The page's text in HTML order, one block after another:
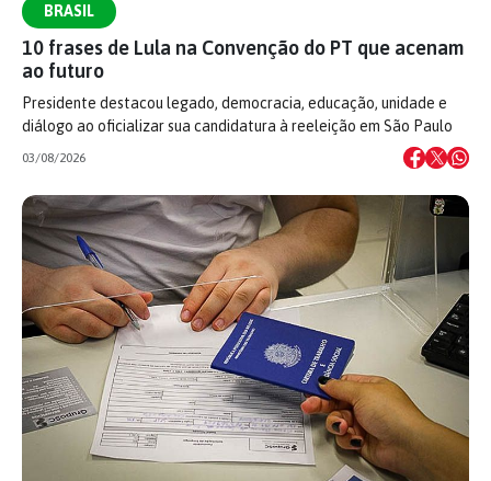
BRASIL
10 frases de Lula na Convenção do PT que acenam
ao futuro
Presidente destacou legado, democracia, educação, unidade e
diálogo ao oficializar sua candidatura à reeleição em São Paulo
03/08/2026